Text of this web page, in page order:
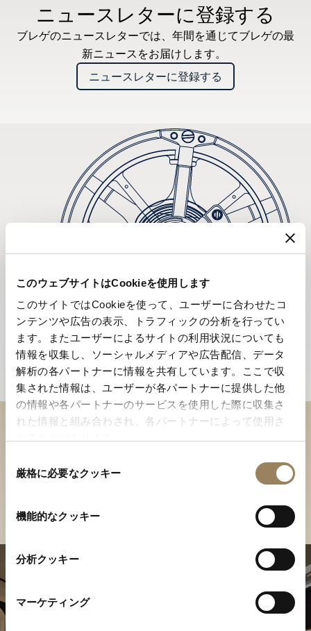
このウェブサイトはCookieを使用します
このサイトではCookieを使って、ユーザーに合わせたコ
ンテンツや広告の表示、トラフィックの分析を行ってい
ます。またユーザーによるサイトの利用状況についても
情報を収集し、ソーシャルメディアや広告配信、データ
解析の各パートナーに情報を共有しています。ここで収
集された情報は、ユーザーが各パートナーに提供した他
の情報や各パートナーのサービスを使用した際に収集さ
れた情報と組み合わされ、各パートナーによって使用さ
厳格に必要なクッキー
機能的なクッキー
分析クッキー
マーケティング
ニュースレターに登録する
ブレゲのニュースレターでは、年間を通じてブレゲの最
新ニュースをお届けします。
ニュースレターに登録する
ブティックでコレクションを
ご覧ください